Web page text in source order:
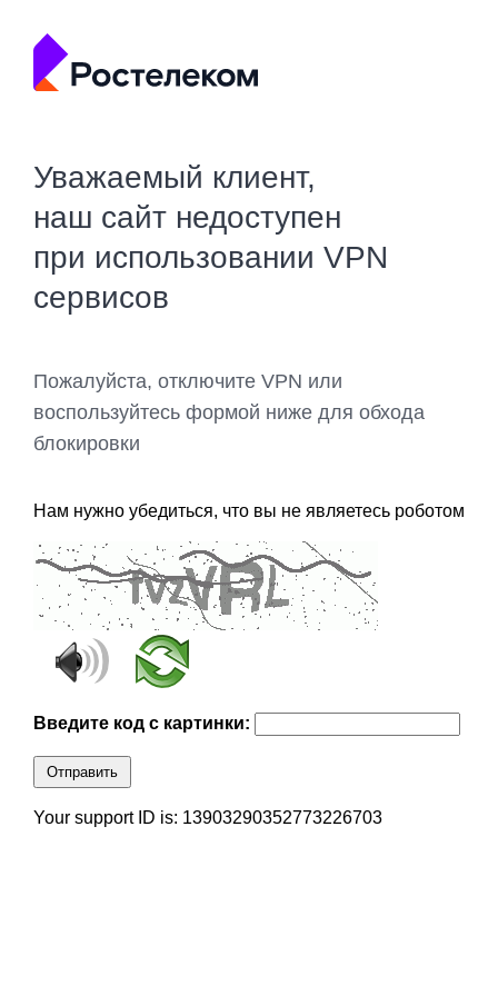
Уважаемый клиент,
наш сайт недоступен
при использовании VPN
сервисов
Пожалуйста, отключите VPN или
воспользуйтесь формой ниже для обхода
блокировки
Нам нужно убедиться, что вы не являетесь роботом
Введите код с картинки:
Отправить
Your support ID is: 13903290352773226703